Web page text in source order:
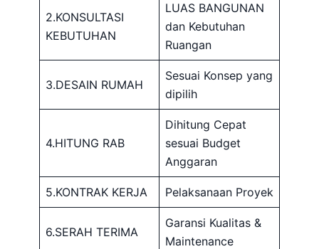
2.KONSULTASI
KEBUTUHAN
LUAS BANGUNAN
dan Kebutuhan
Ruangan
3.DESAIN RUMAH
Sesuai Konsep yang
dipilih
4.HITUNG RAB
Dihitung Cepat
sesuai Budget
Anggaran
5.KONTRAK KERJA Pelaksanaan Proyek
6.SERAH TERIMA
Garansi Kualitas &
Maintenance